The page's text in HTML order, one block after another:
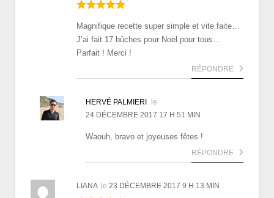
Magnifique recette super simple et vite faite…
J’ai fait 17 bûches pour Noël pour tous…
Parfait ! Merci !
RÉPONDRE
HERVÉ PALMIERI
le
24 DÉCEMBRE 2017 17 H 51 MIN
Waouh, bravo et joyeuses fêtes !
RÉPONDRE
LIANA le 23 DÉCEMBRE 2017 9 H 13 MIN